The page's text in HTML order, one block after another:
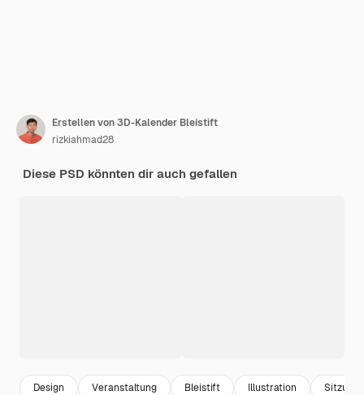
Erstellen von 3D-Kalender Bleistift
rizkiahmad28
Diese PSD könnten dir auch gefallen
Design Veranstaltung Bleistift Illustration Sitzung